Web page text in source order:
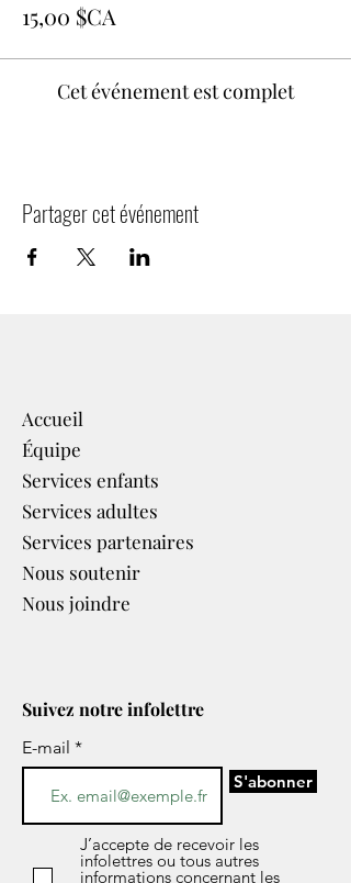
15,00 $CA
Cet événement est complet
Partager cet événement
Accueil
Équipe
Services enfants
Services adultes
Services partenaires​
Nous soutenir
Nous joindre
Suivez notre infolettre
E-mail
S'abonner
J’accepte de recevoir les
infolettres ou tous autres
informations concernant les